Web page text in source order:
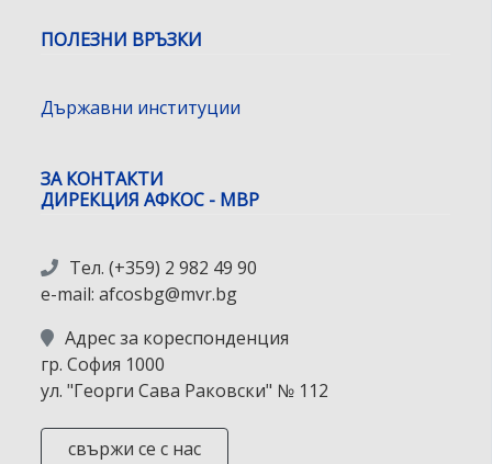
ПОЛЕЗНИ ВРЪЗКИ
Държавни институции
ЗА КОНТАКТИ
ДИРЕКЦИЯ АФКОС - МВР
Тел. (+359) 2 982 49 90
e-mail: afcosbg@mvr.bg
Адрес за кореспонденция
гр. София 1000
ул. "Георги Сава Раковски" № 112
свържи се с нас